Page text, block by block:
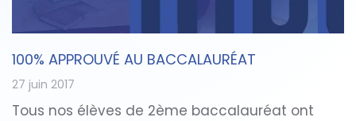
100% APPROUVÉ AU BACCALAURÉAT
27 juin 2017
Tous nos élèves de 2ème baccalauréat ont